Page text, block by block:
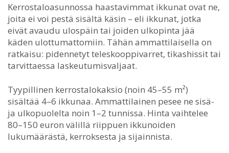
Kerrostaloasunnossa haastavimmat ikkunat ovat ne,
joita ei voi pestä sisältä käsin – eli ikkunat, jotka
eivät avaudu ulospäin tai joiden ulkopinta jää
käden ulottumattomiin. Tähän ammattilaisella on
ratkaisu: pidennetyt teleskooppivarret, tikashissit tai
tarvittaessa laskeutumisvaljaat.
Tyypillinen kerrostalokaksio (noin 45–55 m²)
sisältää 4–6 ikkunaa. Ammattilainen pesee ne sisä-
ja ulkopuolelta noin 1–2 tunnissa. Hinta vaihtelee
80–150 euron välillä riippuen ikkunoiden
lukumäärästä, kerroksesta ja sijainnista.